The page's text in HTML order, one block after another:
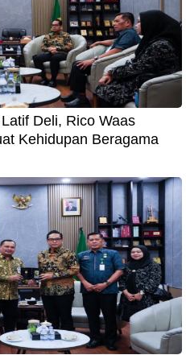
Deli, Rico Waas
Kehidupan Beragama